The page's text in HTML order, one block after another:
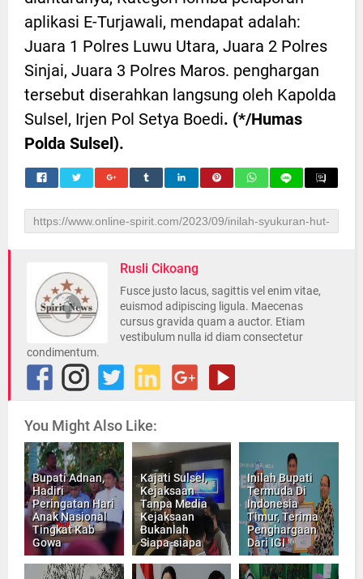
aplikasi E-Turjawali, mendapat adalah:
Juara 1 Polres Luwu Utara, Juara 2 Polres
Sinjai, Juara 3 Polres Maros. penghargan
tersebut diserahkan langsung oleh Kapolda
Sulsel, Irjen Pol Setya Boedi. (*/Humas
Polda Sulsel).
Rusli Cikoang
Fusce justo lacus, sagittis vel enim vitae,
euismod adipiscing ligula. Maecenas
cursus gravida quam a auctor. Etiam
vestibulum nulla id diam consectetur
condimentum.
You Might Also Like:
Bupati Adnan,
Hadiri
Peringatan Hari
Anak Nasional
Tingkat Kab
Gowa
Kajati Sulsel,
Kejaksaan
Tanpa Media
Kejaksaan
Bukanlah
Siapa-siapa
Inilah Bupati
Termuda Di
Indonesia
Timur, Terima
Penghargaan
Dari IGI